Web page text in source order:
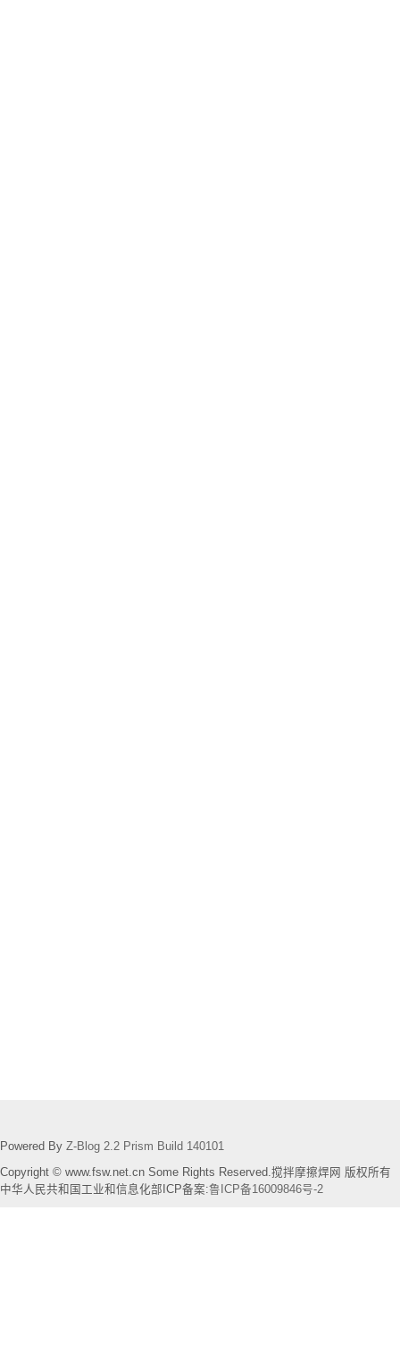
Powered By Z-Blog 2.2 Prism Build 140101
Copyright © www.fsw.net.cn Some Rights Reserved.搅拌摩擦焊网 版权所有
中华人民共和国工业和信息化部ICP备案:鲁ICP备16009846号-2